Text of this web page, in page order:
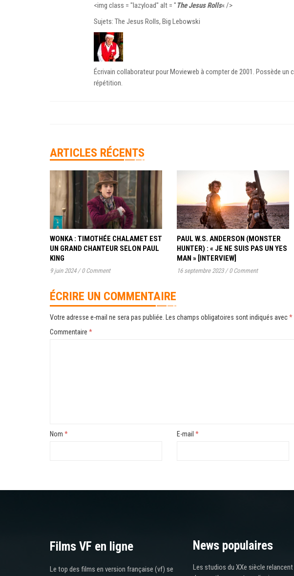
<img class = "lazyload" alt = "The Jesus Rolls« />
Sujets: The Jesus Rolls, Big Lebowski
Écrivain collaborateur pour Movieweb à compter de 2001. Possède un
répétition.
ARTICLES RÉCENTS
WONKA : TIMOTHÉE CHALAMET EST
UN GRAND CHANTEUR SELON PAUL
KING
9 juin 2024 / 0 Comment
PAUL W.S. ANDERSON (MONSTER
HUNTER) : « JE NE SUIS PAS UN YES
MAN » [INTERVIEW]
16 septembre 2023 / 0 Comment
ÉCRIRE UN COMMENTAIRE
Votre adresse e-mail ne sera pas publiée. Les champs obligatoires sont indiqués avec*
Commentaire *
Nom * E-mail *
Films VF en ligne
Le top des films en version française (vf) se
News populaires
Les studios du XXe siècle relancent